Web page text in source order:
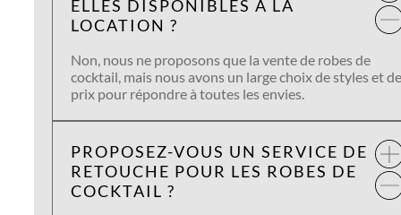
ELLES DISPONIBLES À LA
LOCATION ?
Non, nous ne proposons que la vente de robes de
cocktail, mais nous avons un large choix de styles et de
prix pour répondre à toutes les envies.
PROPOSEZ-VOUS UN SERVICE DE
RETOUCHE POUR LES ROBES DE
COCKTAIL ?